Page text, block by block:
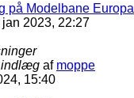
på Modelbane Europa
jan 2023, 22:27
indlæg af moppe
15:40